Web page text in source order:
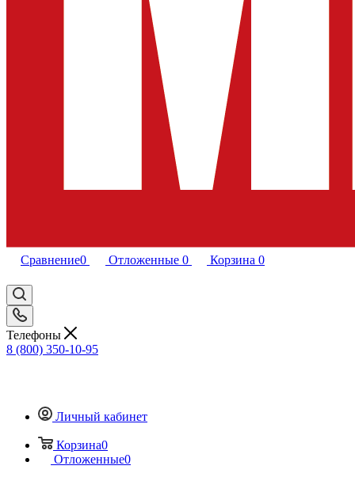
Сравнение0 Отложенные 0 Корзина 0
Телефоны
8 (800) 350-10-95
Личный кабинет
Корзина0
Отложенные0